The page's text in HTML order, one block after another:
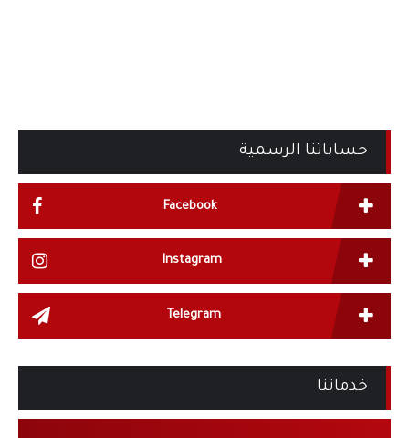
حساباتنا الرسمية
Facebook
Instagram
Telegram
خدماتنا